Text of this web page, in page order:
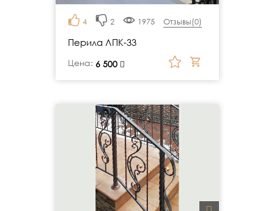
4 2 1975 Отзывы(0)
Перила ЛПК-33
Цена: 6 500
руб.